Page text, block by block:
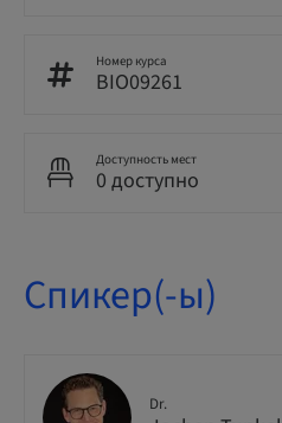
Номер курса
BIO09261
Доступность мест
0 доступно
Спикер(-ы)
Dr.